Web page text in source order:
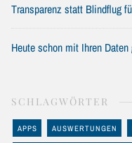
Transparenz statt Blindflug
Heute schon mit Ihren
SCHLAGWÖRTER
APPS AUSWERTUNGEN